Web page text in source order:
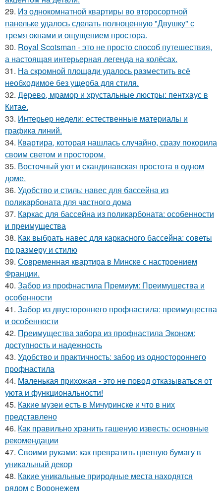
29. Из однокомнатной квартиры во второсортной
панельке удалось сделать полноценную "Двушку" с
тремя окнами и ощущением простора.
30. Royal Scotsman - это не просто способ путешествия,
а настоящая интерьерная легенда на колёсах.
31. На скромной площади удалось разместить всё
необходимое без ущерба для стиля.
32. Дерево, мрамор и хрустальные люстры: пентхаус в
Китае.
33. Интерьер недели: естественные материалы и
графика линий.
34. Квартира, которая нашлась случайно, сразу покорила
своим светом и простором.
35. Восточный уют и скандинавская простота в одном
доме.
36. Удобство и стиль: навес для бассейна из
поликарбоната для частного дома
37. Каркас для бассейна из поликарбоната: особенности
и преимущества
38. Как выбрать навес для каркасного бассейна: советы
по размеру и стилю
39. Современная квартира в Минске с настроением
Франции.
40. Забор из профнастила Премиум: Преимущества и
особенности
41. Забор из двустороннего профнастила: преимущества
и особенности
42. Преимущества забора из профнастила Эконом:
доступность и надежность
43. Удобство и практичность: забор из одностороннего
профнастила
44. Маленькая прихожая - это не повод отказываться от
уюта и функциональности!
45. Какие музеи есть в Мичуринске и что в них
представлено
46. Как правильно хранить гашеную известь: основные
рекомендации
47. Своими руками: как превратить цветную бумагу в
уникальный декор
48. Какие уникальные природные места находятся
рядом с Воронежем